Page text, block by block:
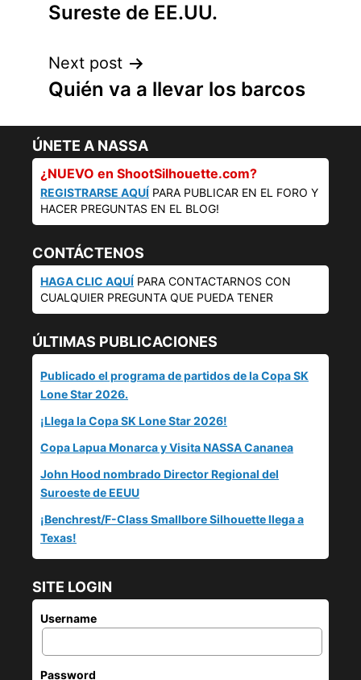
Sureste de EE.UU.
Next post
Quién va a llevar los barcos
ÚNETE A NASSA
¿NUEVO en ShootSilhouette.com?
REGISTRARSE AQUÍ PARA PUBLICAR EN EL FORO Y
HACER PREGUNTAS EN EL BLOG!
CONTÁCTENOS
HAGA CLIC AQUÍ PARA CONTACTARNOS CON
CUALQUIER PREGUNTA QUE PUEDA TENER
ÚLTIMAS PUBLICACIONES
Publicado el programa de partidos de la Copa SK
Lone Star 2026.
¡Llega la Copa SK Lone Star 2026!
Copa Lapua Monarca y Visita NASSA Cananea
John Hood nombrado Director Regional del
Suroeste de EEUU
¡Benchrest/F-Class Smallbore Silhouette llega a
Texas!
SITE LOGIN
Username
Password